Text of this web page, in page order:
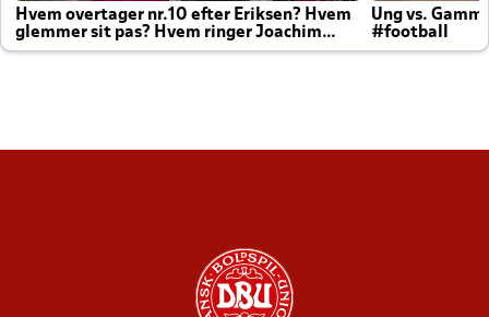
Hvem overtager nr.10 efter Eriksen? Hvem
glemmer sit pas? Hvem ringer Joachim
altid til efter kampe?
Ung vs.
#football